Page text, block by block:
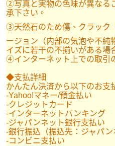
②写真と実物の色味が異なる
承下さい。
③天然石のため傷、クラック
ージョン（内部の気泡や不純
イズに若干の不揃いがある場
④インターネット上での取引
◆支払詳細
かんたん決済から以下のお支
-Yahoo!マネー/預金払い
-クレジットカード
-インターネットバンキング
-ジャパンネット銀行支払い
-銀行振込（振込先：ジャパン
-コンビニ支払い